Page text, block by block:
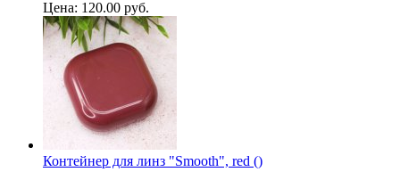
Цена: 120.00 руб.
Контейнер для линз "Smooth", red ()